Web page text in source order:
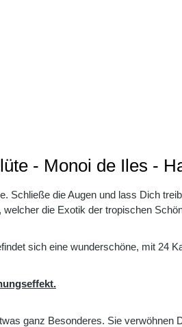
- Monoi de Iles -
Schließe die Augen und lass Dich
die Exotik der tropischen
sich eine wunderschöne, mit 24
ganz Besonderes. Sie